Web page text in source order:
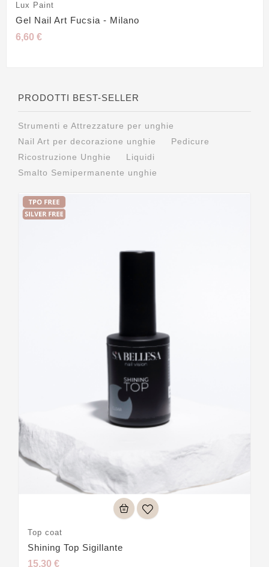
Lux Paint
Gel Nail Art Fucsia - Milano
6,60 €
PRODOTTI BEST-SELLER
Strumenti e Attrezzature per unghie
Nail Art per decorazione unghie
Pedicure
Ricostruzione Unghie
Liquidi
Smalto Semipermanente unghie
Top coat
Shining Top Sigillante
15,30 €